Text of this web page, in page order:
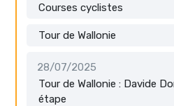
Courses cyclistes
Tour de Wallonie
28/07/2025
Tour de Wallonie : Davide
étape